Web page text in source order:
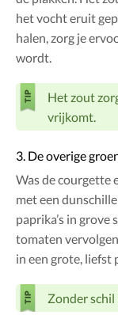
het vocht eruit
halen, zorg je
wordt.
Het zout
vrijkomt.
3. De overige
Was de courgette
met een
paprika’s in grove
tomaten
in een grote, liefst
Zonder schil